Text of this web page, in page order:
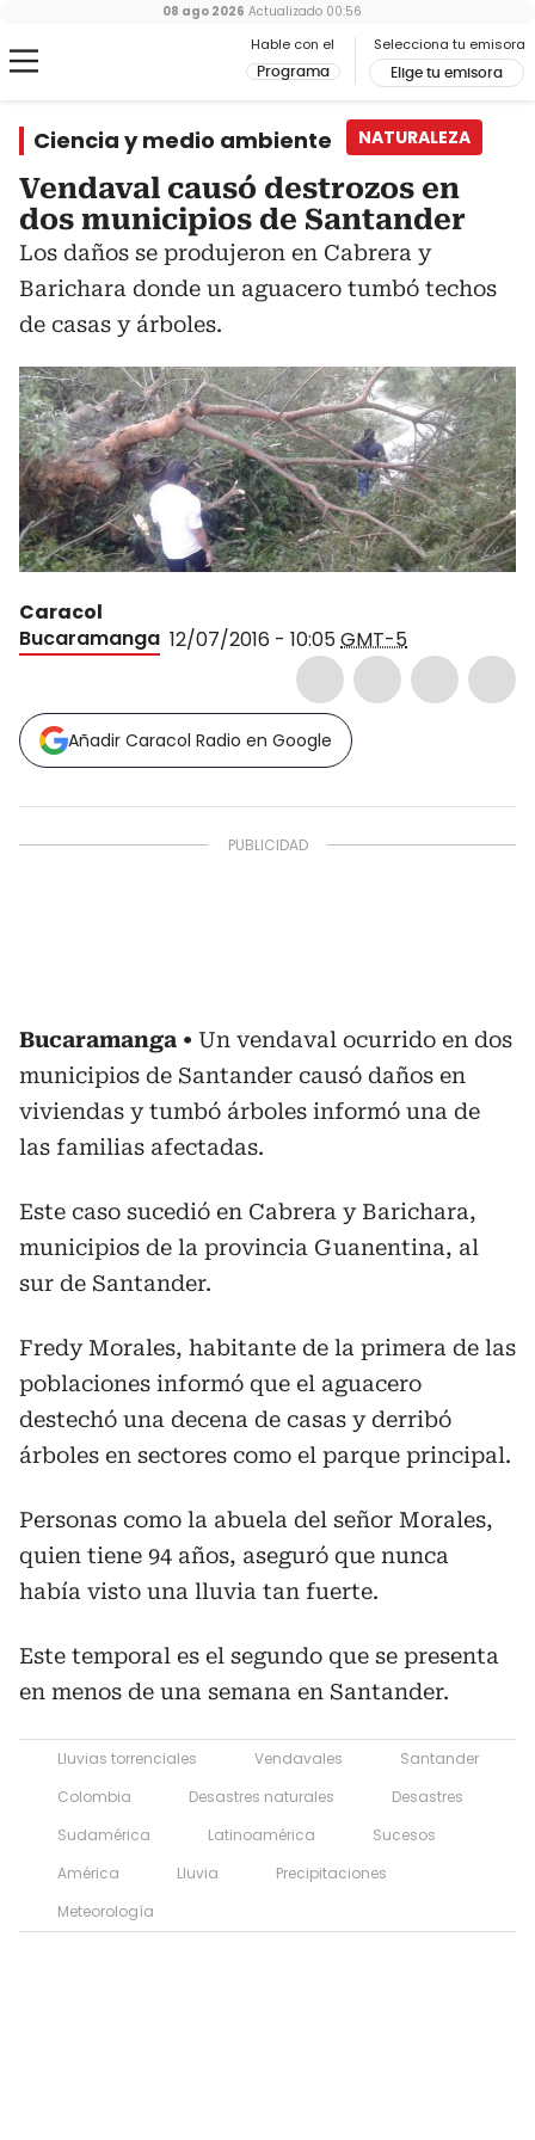
Hable con el
Programa
Selecciona tu emisora
Elige tu emisora
08 ago 2026 Actualizado 00:56
Ciencia y medio ambiente NATURALEZA
Vendaval causó destrozos en
dos municipios de Santander
Los daños se produjeron en Cabrera y
Barichara donde un aguacero tumbó techos
de casas y árboles.
Caracol
Bucaramanga 12/07/2016 - 10:05GMT-5
Añadir Caracol Radio en Google
Bucaramanga
Un vendaval ocurrido en dos
municipios de Santander causó daños en
viviendas y tumbó árboles informó una de
las familias afectadas.
Este caso sucedió en Cabrera y Barichara,
municipios de la provincia Guanentina, al
sur de Santander.
Fredy Morales, habitante de la primera de las
poblaciones informó que el aguacero
destechó una decena de casas y derribó
árboles en sectores como el parque principal.
Personas como la abuela del señor Morales,
quien tiene 94 años, aseguró que nunca
había visto una lluvia tan fuerte.
Este temporal es el segundo que se presenta
en menos de una semana en Santander.
Lluvias torrenciales Vendavales
Santander
Colombia
Desastres naturales
Desastres
Sudamérica
Latinoamérica
Sucesos
América
Lluvia
Precipitaciones
Meteorología